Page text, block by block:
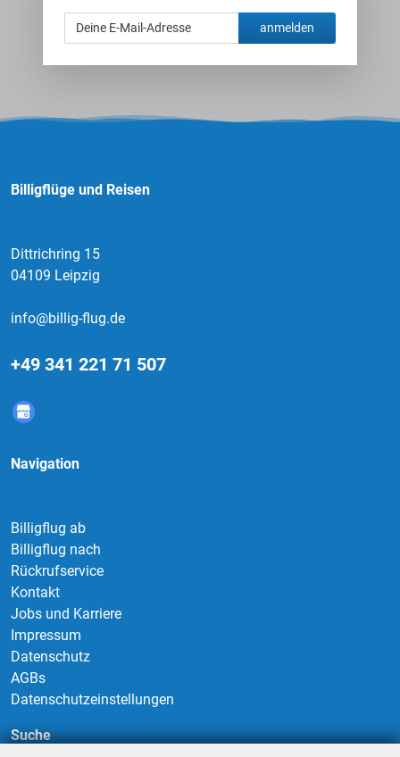
anmelden
Billigflüge und Reisen
Dittrichring 15
04109 Leipzig
info@billig-flug.de
+49 341 221 71 507
Navigation
Billigflug ab
Billigflug nach
Rückrufservice
Kontakt
Jobs und Karriere
Impressum
Datenschutz
AGBs
Datenschutzeinstellungen
Suche